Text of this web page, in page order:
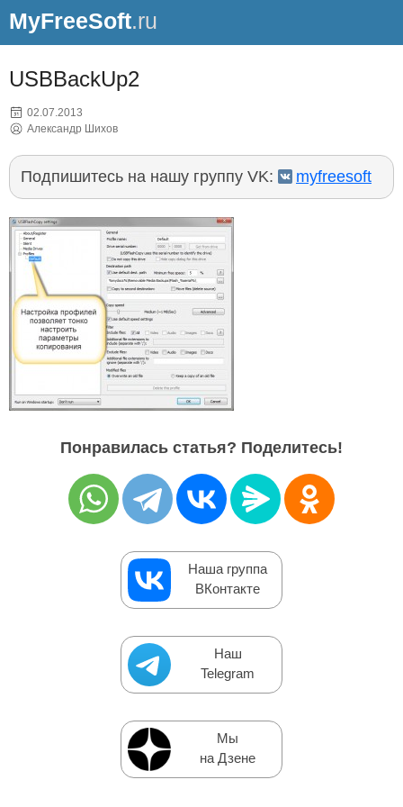
MyFreeSoft.ru
USBBackUp2
02.07.2013
Александр Шихов
Подпишитесь на нашу группу VK: myfreesoft
Понравилась статья? Поделитесь!
Наша группа
ВКонтакте
Наш
Telegram
Мы
на Дзене